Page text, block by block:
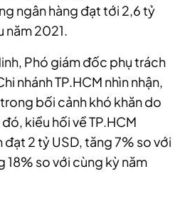
ngân hàng đạt tới 2,6 tỷ
năm 2021.
Phó giám đốc phụ trách
nhánh TP.HCM nhìn nhận,
bối cảnh khó khăn do
kiều hối về TP.HCM
2 tỷ USD, tăng 7% so với
18% so với cùng kỳ năm